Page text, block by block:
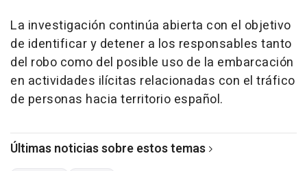
La investigación continúa abierta con el objetivo
de identificar y detener a los responsables tanto
del robo como del posible uso de la embarcación
en actividades ilícitas relacionadas con el tráfico
de personas hacia territorio español.
Últimas noticias sobre estos temas